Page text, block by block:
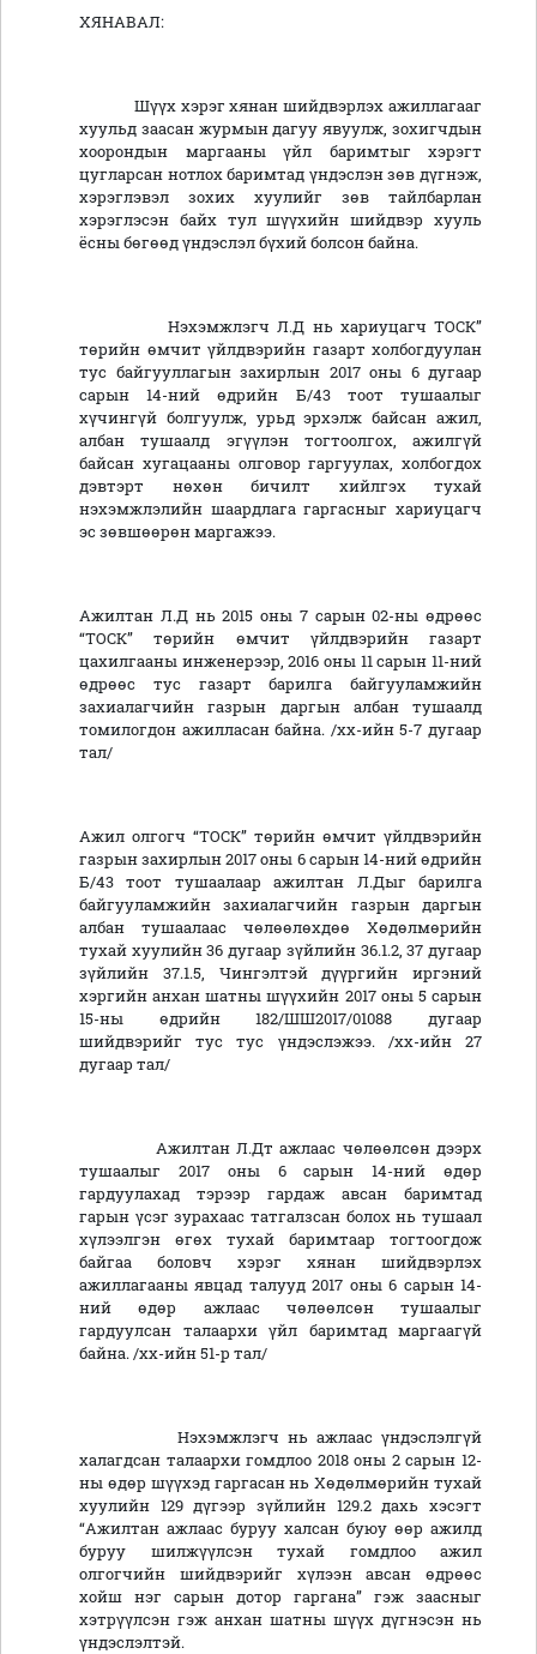
ХЯНАВАЛ:
Шүүх хэрэг хянан шийдвэрлэх ажиллагааг
хуульд заасан журмын дагуу явуулж, зохигчдын
хоорондын маргааны үйл баримтыг хэрэгт
цугларсан нотлох баримтад үндэслэн зөв дүгнэж,
хэрэглэвэл зохих хуулийг зөв тайлбарлан
хэрэглэсэн байх тул шүүхийн шийдвэр хууль
ёсны бөгөөд үндэслэл бүхий болсон байна.
Нэхэмжлэгч Л.Д нь хариуцагч ТОСК”
төрийн өмчит үйлдвэрийн газарт холбогдуулан
тус байгууллагын захирлын 2017 оны 6 дугаар
сарын 14-ний өдрийн Б/43 тоот тушаалыг
хүчингүй болгуулж, урьд эрхэлж байсан ажил,
албан тушаалд эгүүлэн тогтоолгох, ажилгүй
байсан хугацааны олговор гаргуулах, холбогдох
дэвтэрт нөхөн бичилт хийлгэх тухай
нэхэмжлэлийн шаардлага гаргасныг хариуцагч
эс зөвшөөрөн маргажээ.
Ажилтан Л.Д нь 2015 оны 7 сарын 02-ны өдрөөс
“ТОСК” төрийн өмчит үйлдвэрийн газарт
цахилгааны инженерээр, 2016 оны 11 сарын 11-ний
өдрөөс тус газарт барилга байгууламжийн
захиалагчийн газрын даргын албан тушаалд
томилогдон ажилласан байна. /хх-ийн 5-7 дугаар
тал/
Ажил олгогч “ТОСК” төрийн өмчит үйлдвэрийн
газрын захирлын 2017 оны 6 сарын 14-ний өдрийн
Б/43 тоот тушаалаар ажилтан Л.Дыг барилга
байгууламжийн захиалагчийн газрын даргын
албан тушаалаас чөлөөлөхдөө Хөдөлмөрийн
тухай хуулийн 36 дугаар зүйлийн 36.1.2, 37 дугаар
зүйлийн 37.1.5, Чингэлтэй дүүргийн иргэний
хэргийн анхан шатны шүүхийн 2017 оны 5 сарын
15-ны өдрийн 182/ШШ2017/01088 дугаар
шийдвэрийг тус тус үндэслэжээ. /хх-ийн 27
дугаар тал/
Ажилтан Л.Дт ажлаас чөлөөлсөн дээрх
тушаалыг 2017 оны 6 сарын 14-ний өдөр
гардуулахад тэрээр гардаж авсан баримтад
гарын үсэг зурахаас татгалзсан болох нь тушаал
хүлээлгэн өгөх тухай баримтаар тогтоогдож
байгаа боловч хэрэг хянан шийдвэрлэх
ажиллагааны явцад талууд 2017 оны 6 сарын 14-
ний өдөр ажлаас чөлөөлсөн тушаалыг
гардуулсан талаархи үйл баримтад маргаагүй
байна. /хх-ийн 51-р тал/
Нэхэмжлэгч нь ажлаас үндэслэлгүй
халагдсан талаархи гомдлоо 2018 оны 2 сарын 12-
ны өдөр шүүхэд гаргасан нь Хөдөлмөрийн тухай
хуулийн 129 дүгээр зүйлийн 129.2 дахь хэсэгт
“Ажилтан ажлаас буруу халсан буюу өөр ажилд
буруу шилжүүлсэн тухай гомдлоо ажил
олгогчийн шийдвэрийг хүлээн авсан өдрөөс
хойш нэг сарын дотор гаргана” гэж заасныг
хэтрүүлсэн гэж анхан шатны шүүх дүгнэсэн нь
үндэслэлтэй.